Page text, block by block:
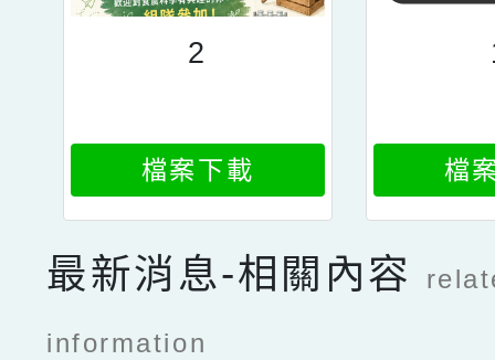
2
檔案下載 檔
最新消息-相關內容
information